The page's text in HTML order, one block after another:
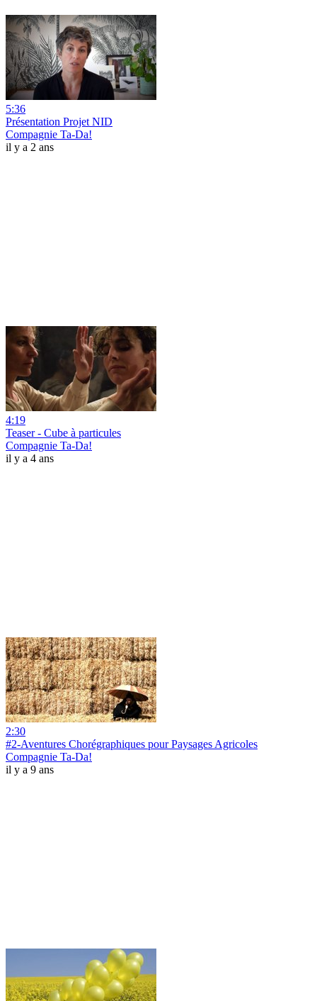
5:36
Présentation Projet NID
Compagnie Ta-Da!
il y a 2 ans
4:19
Teaser - Cube à particules
Compagnie Ta-Da!
il y a 4 ans
2:30
#2-Aventures Chorégraphiques pour Paysages Agricoles
Compagnie Ta-Da!
il y a 9 ans